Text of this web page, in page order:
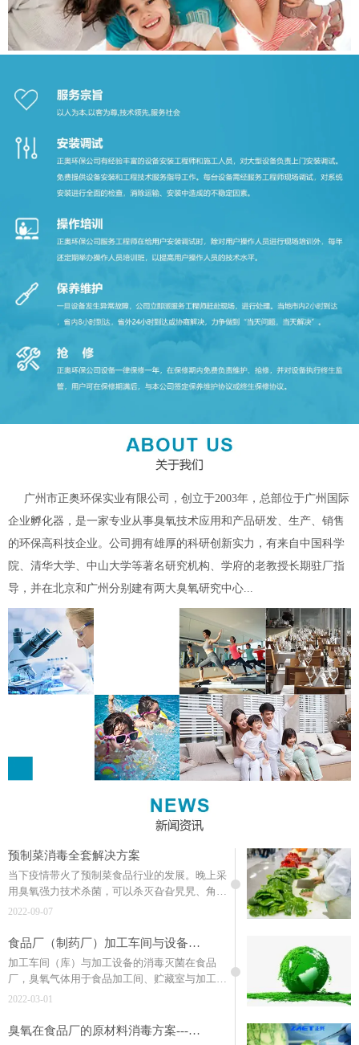
广州市正奥环保实业有限公司，创立于2003年，总部位于广州国际
企业孵化器，是一家专业从事臭氧技术应用和产品研发、生产、销售
的环保高科技企业。公司拥有雄厚的科研创新实力，有来自中国科学
院、清华大学、中山大学等著名研究机构、学府的老教授长期驻厂指
导，并在北京和广州分别建有两大臭氧研究中心...
预制菜消毒全套解决方案
当下疫情带火了预制菜食品行业的发展。晚上采
用臭氧强力技术杀菌，可以杀灭旮旮旯旯、角角
落落内隐藏的各种微生物，消毒时人员须离开。
术。
2022-09-07
食品厂（制药厂）加工车间与设备的消毒灭菌（连载）
加工车间（库）与加工设备的消毒灭菌在食品
厂，臭氧气体用于食品加工间、贮藏室与加工设
备消毒是非常方便、有效的。
2022-03-01
臭氧在食品厂的原材料消毒方案---臭氧在食品行业的应用（连载）